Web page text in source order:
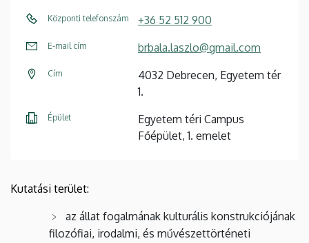
Központi telefonszám +36 52 512 900
E-mail cím brbala.laszlo@gmail.com
Cím
4032 Debrecen, Egyetem tér
1.
Épület
Egyetem téri Campus
Főépület, 1. emelet
Kutatási terület:
az állat fogalmának kulturális konstrukciójának
filozófiai, irodalmi, és művészettörténeti